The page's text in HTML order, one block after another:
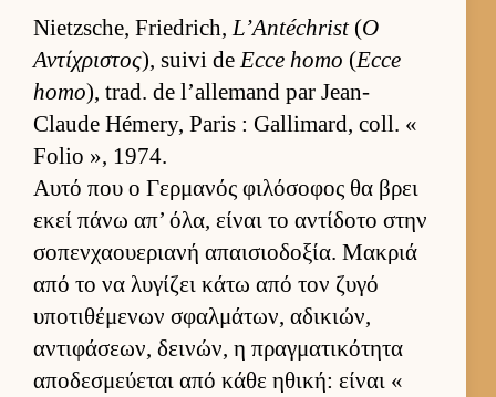
Nietzsche, Friedrich,L’Antéchrist(Ο
Αντίχριστος), suivi deEcce homo (Ecce
homo), trad. de l’allemand par Jean-
Claude Hémery, Paris : Gallimard, coll. «
Folio », 1974.
Αυτό που ο Γερ­μανός φιλόσοφος θα βρει
εκεί πάνω απ’ όλα, εί­ναι το αντίδοτο στην
σοπεν­χαου­εριανή απαι­σιο­δοξία. Μακριά
από το να λυγίζει κάτω από τον ζυγό
υποτιθέμενων σφαλ­μάτων, αδικιών,
αντιφάσεων, δει­νών, η πραγ­ματικότητα
αποδεσμεύ­εται από κάθε ηθική: εί­ναι «